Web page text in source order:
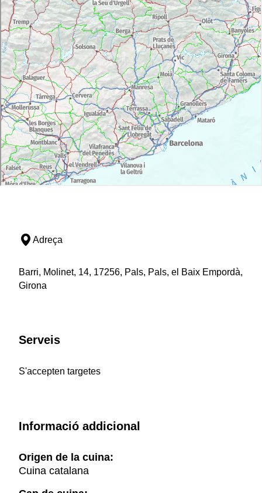
Adreça
Barri, Molinet, 14, 17256, Pals, Pals, el Baix Empordà,
Girona
Serveis
S'accepten targetes
Informació addicional
Origen de la cuina:
Cuina catalana